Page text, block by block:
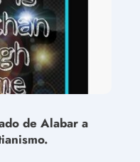
de Alabar a